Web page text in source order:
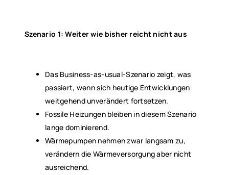
Szenario 1: Weiter wie bisher reicht nicht aus
Das Business-as-usual-Szenario zeigt, was
passiert, wenn sich heutige Entwicklungen
weitgehend unverändert fortsetzen.
Fossile Heizungen bleiben in diesem Szenario
lange dominierend.
Wärmepumpen nehmen zwar langsam zu,
verändern die Wärmeversorgung aber nicht
ausreichend.